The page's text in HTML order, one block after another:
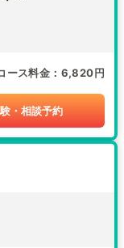
ース料金 6,820円
・相談予約